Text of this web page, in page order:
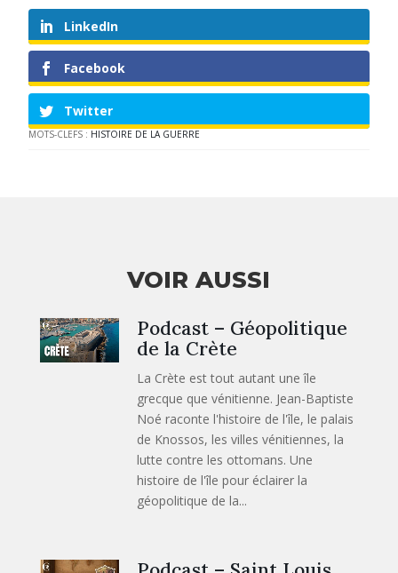
LinkedIn
Facebook
Twitter
MOTS-CLEFS : HISTOIRE DE LA GUERRE
VOIR AUSSI
Podcast – Géopolitique
de la Crète
La Crète est tout autant une île
grecque que vénitienne. Jean-Baptiste
Noé raconte l'histoire de l'île, le palais
de Knossos, les villes vénitiennes, la
lutte contre les ottomans. Une
histoire de l'île pour éclairer la
géopolitique de la...